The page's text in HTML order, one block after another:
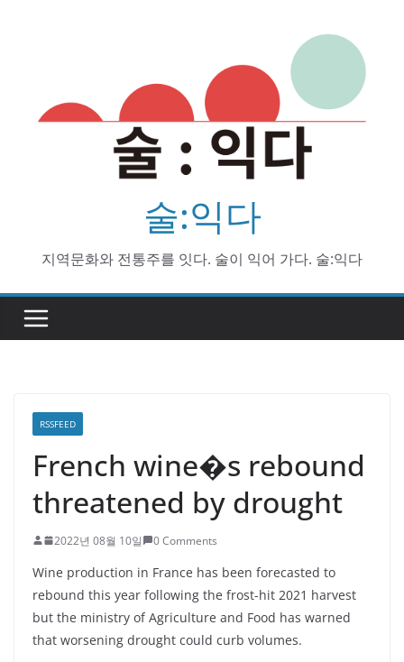
술:익다
지역문화와 전통주를 잇다. 술이 익어 가다. 술:익다
RSSFEED
French wine�s rebound
threatened by drought
2022년 08월 10일 0 Comments
Wine production in France has been forecasted to
rebound this year following the frost-hit 2021 harvest
but the ministry of Agriculture and Food has warned
that worsening drought could curb volumes.